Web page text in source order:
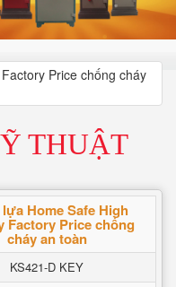
THUẬT
Home Safe High
Factory Price chống
cháy an toàn
KS421-D KEY